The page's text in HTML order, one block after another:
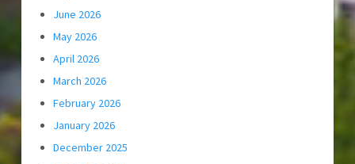
June 2026
May 2026
April 2026
March 2026
February 2026
January 2026
December 2025